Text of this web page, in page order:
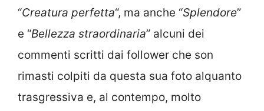
“Creatura perfetta“, ma anche “Splendore”
e “Bellezza straordinaria” alcuni dei
commenti scritti dai follower che son
rimasti colpiti da questa sua foto alquanto
trasgressiva e, al contempo, molto